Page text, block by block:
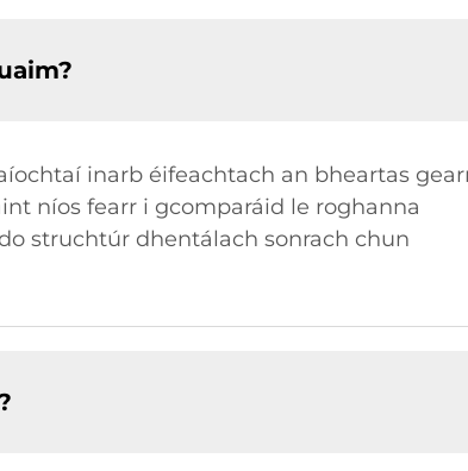
inarb éifeachtach an bheartas
níos fearr i gcomparáid le roghanna
struchtúr dhentálach sonrach chun